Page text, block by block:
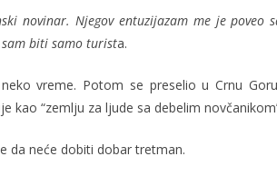
novinar. Njegov entuzijazam me je poveo
biti samo turista.
vreme. Potom se preselio u Crnu
kao “zemlju za ljude sa debelim
da neće dobiti dobar tretman.